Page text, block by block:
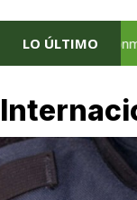
LO ÚLTIMO